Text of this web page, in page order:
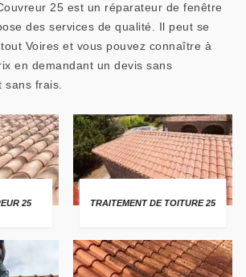
25 est un réparateur de fenêtre
des services de qualité. Il peut se
Voires et vous pouvez connaître à
en demandant un devis sans
sans frais.
25 TRAITEMENT DE TOITURE 25